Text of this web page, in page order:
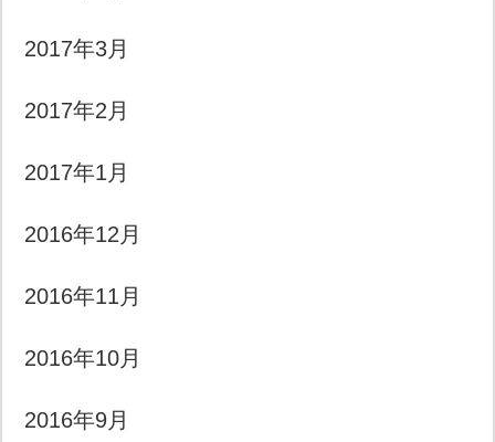
2017年3月
2017年2月
2017年1月
2016年12月
2016年11月
2016年10月
2016年9月